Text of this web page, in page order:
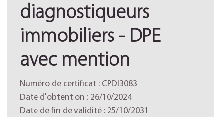
diagnostiqueurs
immobiliers - DPE
avec mention
Numéro de certificat : CPDI3083
Date d'obtention : 26/10/2024
Date de fin de validité : 25/10/2031